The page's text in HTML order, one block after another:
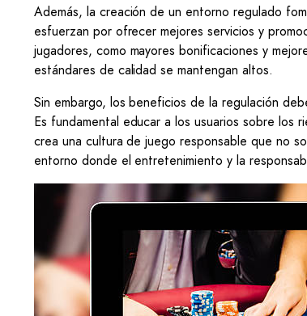
Además, la creación de un entorno regulado
esfuerzan por ofrecer mejores servicios y
jugadores, como mayores bonificaciones y
estándares de calidad se mantengan altos.
Sin embargo, los beneficios de la regulación
Es fundamental educar a los usuarios sobre los
crea una cultura de juego responsable que no
entorno donde el entretenimiento y la